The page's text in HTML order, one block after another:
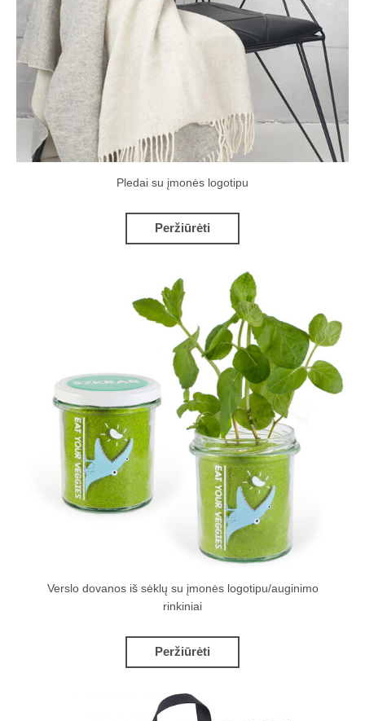
Pledai su įmonės logotipu
Peržiūrėti
Verslo dovanos iš sėklų su įmonės logotipu/auginimo
rinkiniai
Peržiūrėti